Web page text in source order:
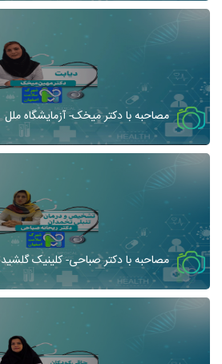
مصاحبه با دکتر میخک- آزمایشگاه ملل
مصاحبه با دکتر صباحی- کلینیک گلشید